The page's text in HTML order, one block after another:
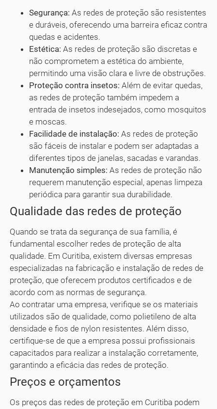
Segurança: As redes de proteção são resistentes
e duráveis, oferecendo uma barreira eficaz contra
quedas e acidentes.
Estética: As redes de proteção são discretas e
não comprometem a estética do ambiente,
permitindo uma visão clara e livre de obstruções.
Proteção contra insetos: Além de evitar quedas,
as redes de proteção também impedem a
entrada de insetos indesejados, como mosquitos
e moscas.
Facilidade de instalação: As redes de proteção
são fáceis de instalar e podem ser adaptadas a
diferentes tipos de janelas, sacadas e varandas.
Manutenção simples: As redes de proteção não
requerem manutenção especial, apenas limpeza
periódica para garantir sua durabilidade.
Qualidade das redes de proteção
Quando se trata da segurança de sua família, é
fundamental escolher redes de proteção de alta
qualidade. Em Curitiba, existem diversas empresas
especializadas na fabricação e instalação de redes de
proteção, que oferecem produtos certificados e de
acordo com as normas de segurança.
Ao contratar uma empresa, verifique se os materiais
utilizados são de qualidade, como polietileno de alta
densidade e fios de nylon resistentes. Além disso,
certifique-se de que a empresa possui profissionais
capacitados para realizar a instalação corretamente,
garantindo a eficácia das redes de proteção.
Preços e orçamentos
Os preços das redes de proteção em Curitiba podem